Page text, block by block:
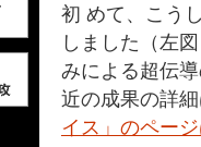
初 めて、こう
しました（左
みによる超伝
近の成果の詳
イス」のペー